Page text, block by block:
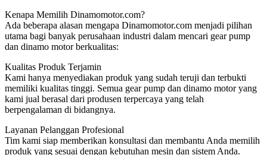
Kenapa Memilih Dinamomotor.com?
Ada beberapa alasan mengapa Dinamomotor.com menjadi pilihan
utama bagi banyak perusahaan industri dalam mencari gear pump
dan dinamo motor berkualitas:
Kualitas Produk Terjamin
Kami hanya menyediakan produk yang sudah teruji dan terbukti
memiliki kualitas tinggi. Semua gear pump dan dinamo motor yang
kami jual berasal dari produsen terpercaya yang telah
berpengalaman di bidangnya.
Layanan Pelanggan Profesional
Tim kami siap memberikan konsultasi dan membantu Anda memilih
produk yang sesuai dengan kebutuhan mesin dan sistem Anda.